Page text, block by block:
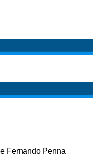
Fernando Penna